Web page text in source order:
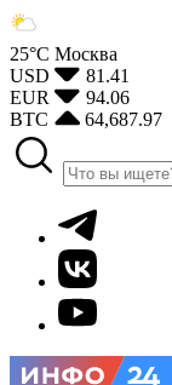
25°С Москва
USD
81.41
EUR
94.06
BTC
64,687.97